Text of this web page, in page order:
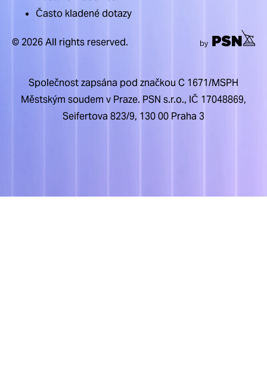
Často kladené dotazy
© 2026 All rights reserved.
Společnost zapsána pod značkou C 1671/MSPH
Městským soudem v Praze. PSN s.r.o., IČ 17048869,
Seifertova 823/9, 130 00 Praha 3